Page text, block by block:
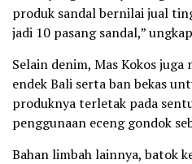
produk sandal bernilai jual
jadi 10 pasang sandal,”
Selain denim, Mas Kokos
endek Bali serta ban bekas
produknya terletak pada
penggunaan eceng gondok
Bahan limbah lainnya, batok